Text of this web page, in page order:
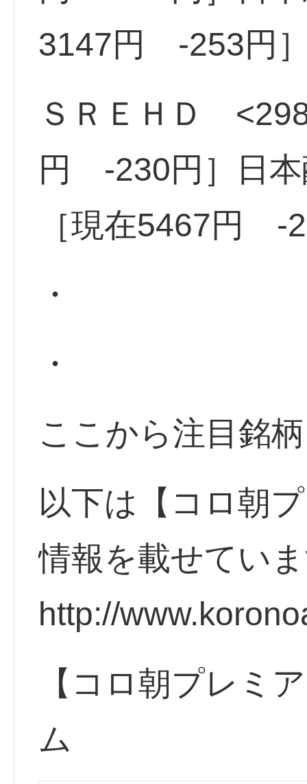
3147円 -253円
ＳＲＥＨＤ
円 -230円］日
［現在5467円 -
・
・
ここから注目銘柄
以下は【コロ朝
情報を載せてい
http://
【コロ朝プレミ
ム